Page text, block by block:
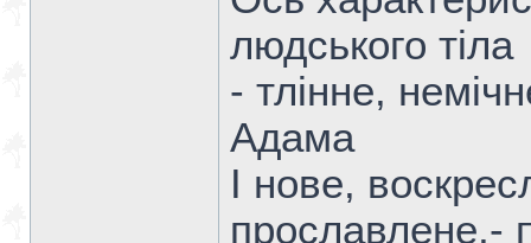
людського тіла
- тлінне,
Адама
І нове,
прославлене,-